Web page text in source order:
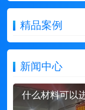
精品案例
新闻中心
什么材料可以